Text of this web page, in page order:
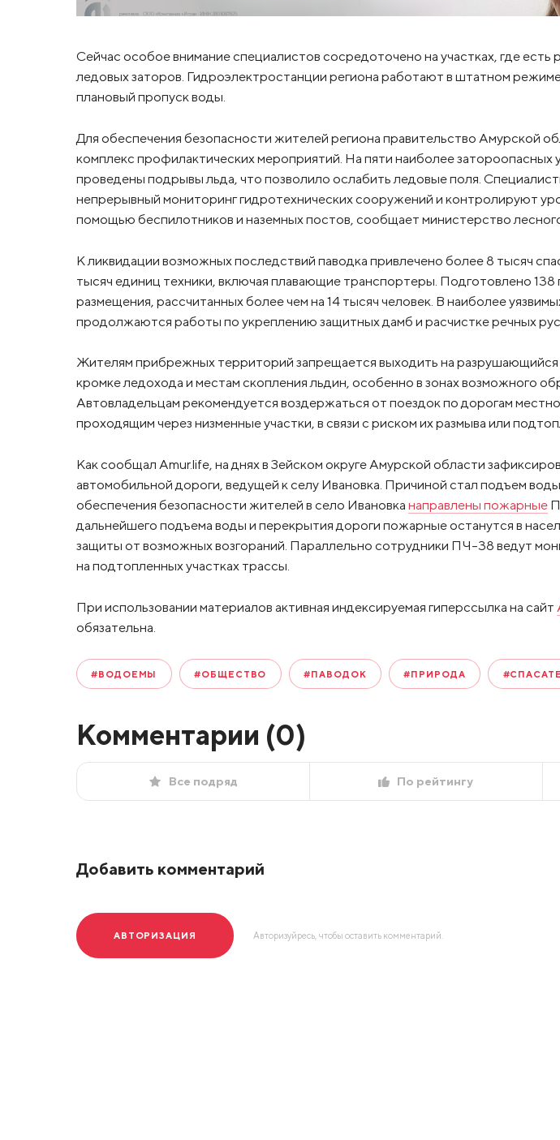
Сейчас особое внимание специалистов сосредоточено на участках, где есть
ледовых заторов. Гидроэлектростанции региона работают в штатном
плановый пропуск воды.
Для обеспечения безопасности жителей региона правительство Амурской
комплекс профилактических мероприятий. На пяти наиболее затороопасных
проведены подрывы льда, что позволило ослабить ледовые поля.
непрерывный мониторинг гидротехнических сооружений и контролируют
помощью беспилотников и наземных постов, сообщает министерство
К ликвидации возможных последствий паводка привлечено более 8 тысяч
тысяч единиц техники, включая плавающие транспортеры. Подготовлено 138
размещения, рассчитанных более чем на 14 тысяч человек. В наиболее
продолжаются работы по укреплению защитных дамб и расчистке речных
Жителям прибрежных территорий запрещается выходить на разрушающийся
кромке ледохода и местам скопления льдин, особенно в зонах возможного
Автовладельцам рекомендуется воздержаться от поездок по дорогам
проходящим через низменные участки, в связи с риском их размыва или
Как сообщал Amur.life, на днях в Зейском округе Амурской области
автомобильной дороги, ведущей к селу Ивановка. Причиной стал подъем
обеспечения безопасности жителей в село Ивановка направлены пожарные
дальнейшего подъема воды и перекрытия дороги пожарные останутся в
защиты от возможных возгораний. Параллельно сотрудники ПЧ-38 ведут
на подтопленных участках трассы.
При использовании материалов активная индексируемая гиперссылка на сайт
обязательна.
#ВОДОЕМЫ #ОБЩЕСТВО #ПАВОДОК #ПРИРОДА
Комментарии (0)
Все подряд По рейтингу
Добавить комментарий
АВТОРИЗАЦИЯ Авторизуйресь, чтобы оставить комментарий.